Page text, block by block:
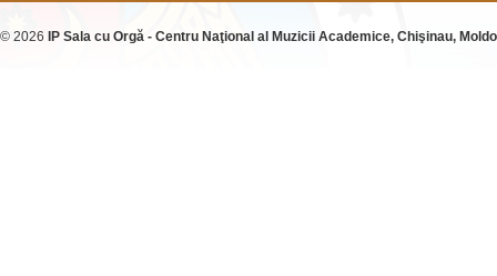
© 2026 IP Sala cu Orgă - Centru Naţional al Muzicii Academice, Chişinau,